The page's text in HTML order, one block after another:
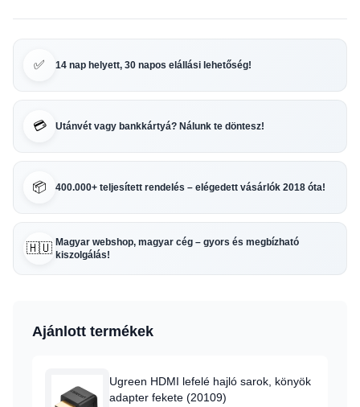
✅ 14 nap helyett, 30 napos elállási lehetőség!
💳 Utánvét vagy bankkártyá? Nálunk te döntesz!
📦 400.000+ teljesített rendelés – elégedett vásárlók 2018 óta!
🇭🇺 Magyar webshop, magyar cég – gyors és megbízható
kiszolgálás!
Ajánlott termékek
Ugreen HDMI lefelé hajló sarok, könyök
adapter fekete (20109)